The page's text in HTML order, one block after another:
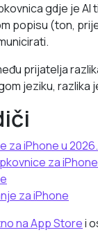
gdje je
popisu (ton,
prijatelja
jeziku,
za iPhone u 2026.
za
za iPhone
na App Storei